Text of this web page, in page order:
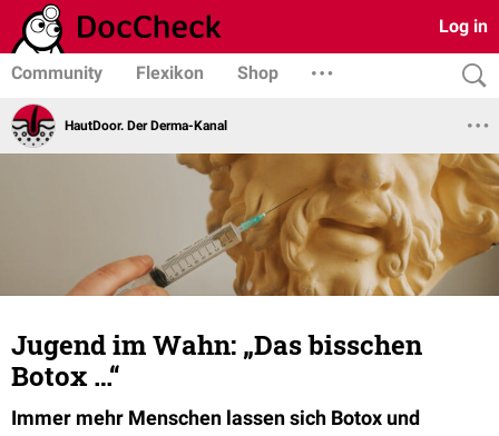
Log in
Community Flexikon Shop
HautDoor. Der Derma-Kanal
Jugend im Wahn: „Das bisschen
Botox …“
Immer mehr Menschen lassen sich Botox und